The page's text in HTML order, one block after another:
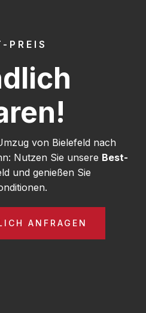
PREIS
von Bielefeld nach
Nutzen Sie unsere Best-
und genießen Sie
ANFRAGEN